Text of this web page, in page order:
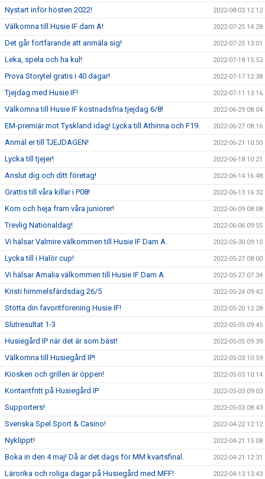
Nystart inför hösten 2022! 2022-08-03 12:12
Välkomna till Husie IF dam A! 2022-07-25 14:28
Det går fortfarande att anmäla sig! 2022-07-25 13:01
Leka, spela och ha kul! 2022-07-18 15:52
Prova Storytel gratis i 40 dagar! 2022-07-17 12:38
Tjejdag med Husie IF! 2022-07-11 13:16
Välkomna till Husie IF kostnadsfria tjejdag 6/8! 2022-06-29 08:04
EM-premiär mot Tyskland idag! Lycka till Athinna och F19. 2022-06-27 08:16
Anmäl er till TJEJDAGEN! 2022-06-21 10:50
Lycka till tjejer! 2022-06-18 10:21
Anslut dig och ditt företag! 2022-06-14 16:48
Grattis till våra killar i P08! 2022-06-13 16:32
Kom och heja fram våra juniorer! 2022-06-09 08:08
Trevlig Nationaldag! 2022-06-06 09:55
Vi hälsar Valmire välkommen till Husie IF Dam A. 2022-05-30 09:10
Lycka till i Halör cup! 2022-05-27 08:00
Vi hälsar Amalia välkommen till Husie IF Dam A. 2022-05-27 07:34
Kristi himmelsfärdsdag 26/5 2022-05-24 09:42
Stötta din favoritförening Husie IF! 2022-05-20 12:28
Slutresultat 1-3 2022-05-05 09:45
Husiegård IP när det är som bäst! 2022-05-05 09:39
Välkomna till Husiegård IP! 2022-05-03 10:59
Kiosken och grillen är öppen! 2022-05-03 10:14
Kontantfritt på Husiegård IP 2022-05-03 09:03
Supporters! 2022-05-03 08:43
Svenska Spel Sport & Casino! 2022-04-22 12:12
Nyklippt! 2022-04-21 15:08
Boka in den 4 maj! Då är det dags för MM kvartsfinal. 2022-04-21 12:31
Lärorika och roliga dagar på Husiegård med MFF! 2022-04-13 13:43